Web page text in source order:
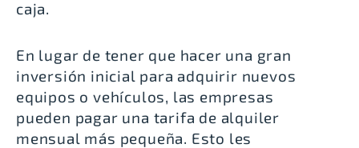
caja.
En lugar de tener que hacer una gran
inversión inicial para adquirir nuevos
equipos o vehículos, las empresas
pueden pagar una tarifa de alquiler
mensual más pequeña. Esto les